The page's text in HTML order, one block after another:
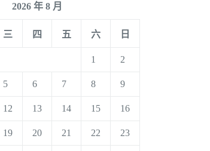
2026 年 8 月
三 四 五 六 日
1 2
5 6 7 8 9
12 13 14 15 16
19 20 21 22 23